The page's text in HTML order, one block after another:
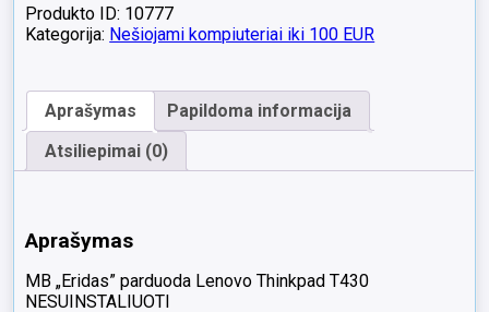
Lenovo
Thinkpad
HD
8GB
128GB
SSD
bloga
ar
išvis
Produkto ID: 10777
Kategorija: Nešiojami kompiuteriai iki 100 EUR
Aprašymas
Papildoma informacija
Atsiliepimai (0)
Aprašymas
MB „Eridas” parduoda Lenovo Thinkpad T430
NESUINSTALIUOTI